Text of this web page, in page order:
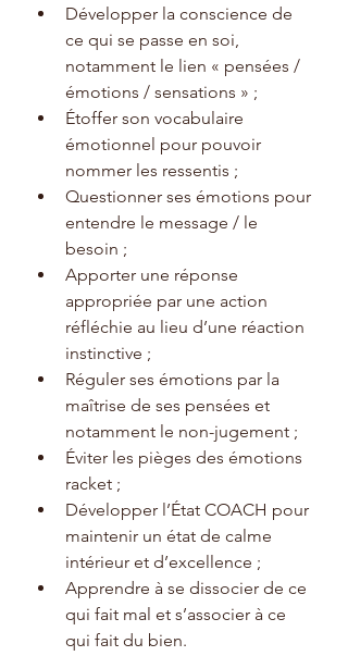
Développer la conscience de
ce qui se passe en soi,
notamment le lien « pensées /
émotions / sensations » ;
Étoffer son vocabulaire
émotionnel pour pouvoir
nommer les ressentis ;
Questionner ses émotions pour
entendre le message / le
besoin ;
Apporter une réponse
appropriée par une action
réfléchie au lieu d’une réaction
instinctive ;
Réguler ses émotions par la
maîtrise de ses pensées et
notamment le non-jugement ;
Éviter les pièges des émotions
racket ;
Développer l’État COACH pour
maintenir un état de calme
intérieur et d’excellence ;
Apprendre à se dissocier de ce
qui fait mal et s’associer à ce
qui fait du bien.